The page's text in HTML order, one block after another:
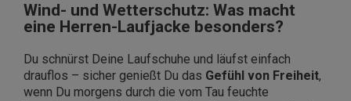
Wind- und Wetterschutz: Was macht
eine Herren-Laufjacke besonders?
Du schnürst Deine Laufschuhe und läufst einfach
drauflos – sicher genießt Du das Gefühl von Freiheit,
wenn Du morgens durch die vom Tau feuchte